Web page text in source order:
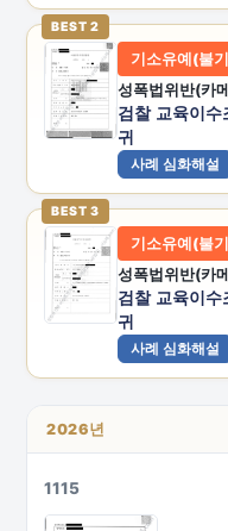
BEST 2
기소유예(불
성폭법위반(카
검찰 교육이수
귀
사례 심화해설
BEST 3
기소유예(불
성폭법위반(카
검찰 교육이수
귀
사례 심화해설
2026년
1115